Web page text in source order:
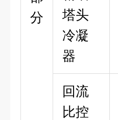
分
塔头
冷凝
器
回流
比控